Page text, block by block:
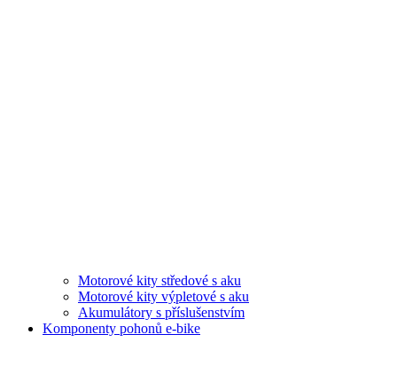
Motorové kity středové s aku
Motorové kity výpletové s aku
Akumulátory s příslušenstvím
Komponenty pohonů e-bike